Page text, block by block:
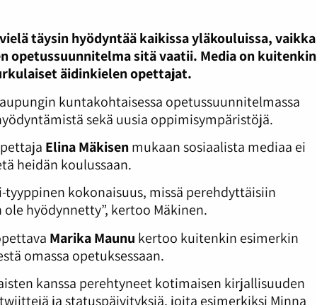
täysin hyödyntää kaikissa yläkouluissa, vaikka
opetussuunnitelma sitä vaatii. Media on kuitenkin
äidinkielen opettajat.
kuntakohtaisessa opetussuunnitelmassa
sekä uusia oppimisympäristöjä.
Elina Mäkisenmukaan sosiaalista mediaa ei
heidän koulussaan.
tyyppinen kokonaisuus, missä perehdyttäisiin
hyödynnetty”, kertoo Mäkinen.
Marika Maunu kertoo kuitenkin esimerkin
omassa opetuksessaan.
kanssa perehtyneet kotimaisen kirjallisuuden
ja statuspäivityksiä, joita esimerkiksi Minna